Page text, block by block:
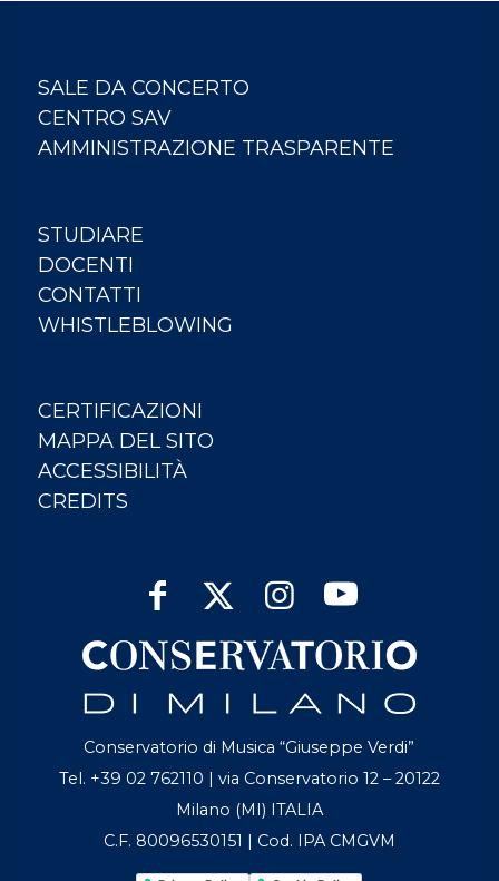
SALE DA CONCERTO
CENTRO SAV
AMMINISTRAZIONE TRASPARENTE
STUDIARE
DOCENTI
CONTATTI
WHISTLEBLOWING
CERTIFICAZIONI
MAPPA DEL SITO
ACCESSIBILITÀ
CREDITS
Conservatorio di Musica “Giuseppe Verdi”
Tel. +39 02 762110 | via Conservatorio 12 – 20122
Milano (MI) ITALIA
C.F. 80096530151 | Cod. IPA CMGVM